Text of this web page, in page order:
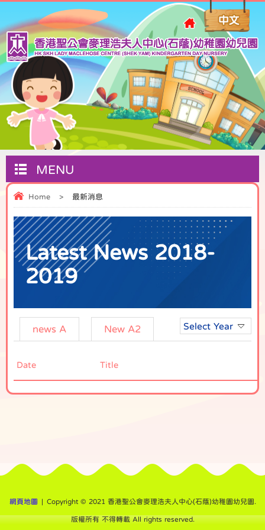
MENU
Home > 最新消息
Latest News 2018-
2019
Select Year
news A New A2
Date Title
網頁地圖 | Copyright © 2021 香港聖公會麥理浩夫人中心(石蔭)幼稚園幼兒園.
版權所有 不得轉載 All rights reserved.